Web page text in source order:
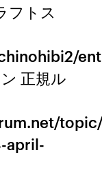
フトス
正規ル
april-